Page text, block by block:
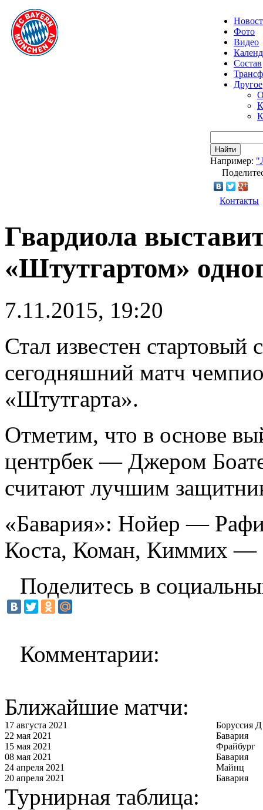
Фото
Видео
Состав
Другое
Найти
Например:
Контакты
Гвардиола
«Штутгартом»
7.11.2015, 19:20
Стал известен стартовый
сегодняшний матч
«Штутгарта».
Отметим, что в основе
центрбек — Джером
считают лучшим
«Бавария»: Нойер —
Коста, Коман, Киммих —
Поделитесь в
Комментарии:
Ближайшие матчи:
17 августа 2021
Боруссия Д
22 мая 2021
Бавария
15 мая 2021
Фрайбург
08 мая 2021
Бавария
24 апреля 2021
Майнц
20 апреля 2021
Бавария
Турнирная таблица: